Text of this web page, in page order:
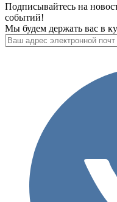
Подписывайтесь на
событий!
Мы будем держать вас в